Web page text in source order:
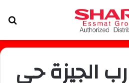
الجيزة حي